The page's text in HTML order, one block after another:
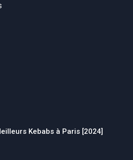
Kebabs à Paris [2024]